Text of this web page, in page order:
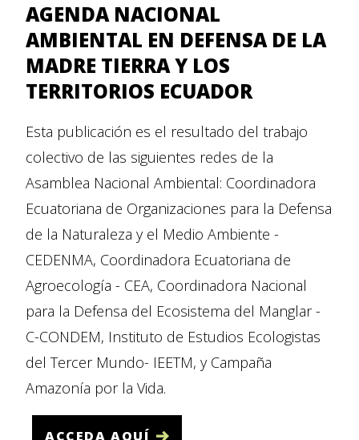
AGENDA NACIONAL
AMBIENTAL EN DEFENSA DE LA
MADRE TIERRA Y LOS
TERRITORIOS ECUADOR
Esta publicación es el resultado del trabajo
colectivo de las siguientes redes de la
Asamblea Nacional Ambiental: Coordinadora
Ecuatoriana de Organizaciones para la Defensa
de la Naturaleza y el Medio Ambiente -
CEDENMA, Coordinadora Ecuatoriana de
Agroecología - CEA, Coordinadora Nacional
para la Defensa del Ecosistema del Manglar -
C-CONDEM, Instituto de Estudios Ecologistas
del Tercer Mundo- IEETM, y Campaña
Amazonía por la Vida.
ACCEDA AQUÍ